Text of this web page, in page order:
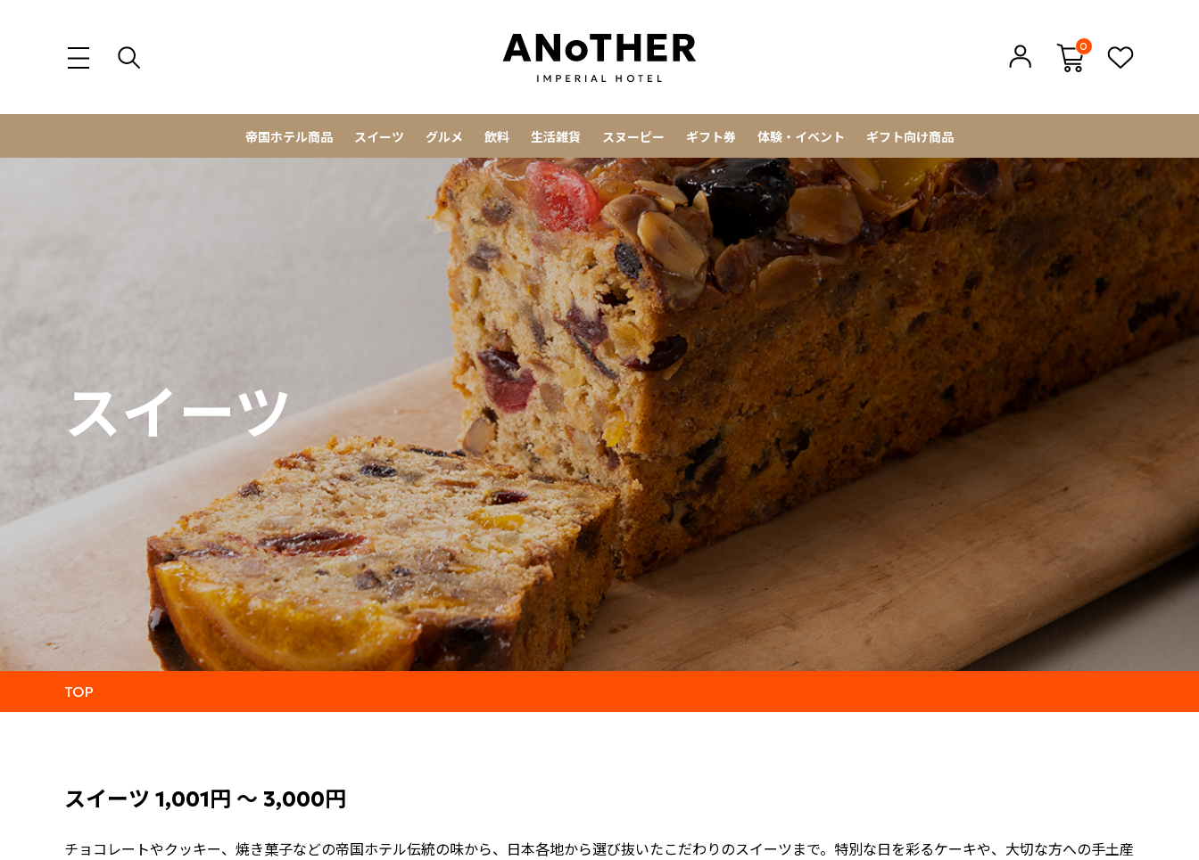
0
帝国ホテル商品 スイーツ グルメ 飲料 生活雑貨 スヌーピー ギフト券 体験・イベント ギフト向け商品
スイーツ
TOP
スイーツ 1,001円 ～ 3,000円
チョコレートやクッキー、焼き菓子などの帝国ホテル伝統の味から、日本各地から選び抜いたこだわりのスイーツまで。特別な日を彩るケーキや、大切な方への手土産